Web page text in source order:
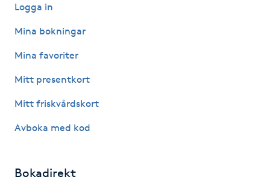
Keratinbehandling
Kinesisk medicin
Kiropraktik
Klippning
Logga in
Mina bokningar
Mina favoriter
Mitt presentkort
Mitt friskvårdskort
Avboka med kod
Bokadirekt